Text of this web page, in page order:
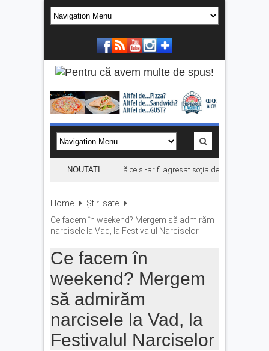
NOUTATI
Bărbat din Victoria, reținut după ce și-ar fi agresat soția de două ori în
Home
Știri sate
Ce facem în weekend? Mergem să admirăm
narcisele la Vad, la Festivalul Narciselor
Ce facem în
weekend? Mergem
să admirăm
narcisele la Vad, la
Festivalul Narciselor